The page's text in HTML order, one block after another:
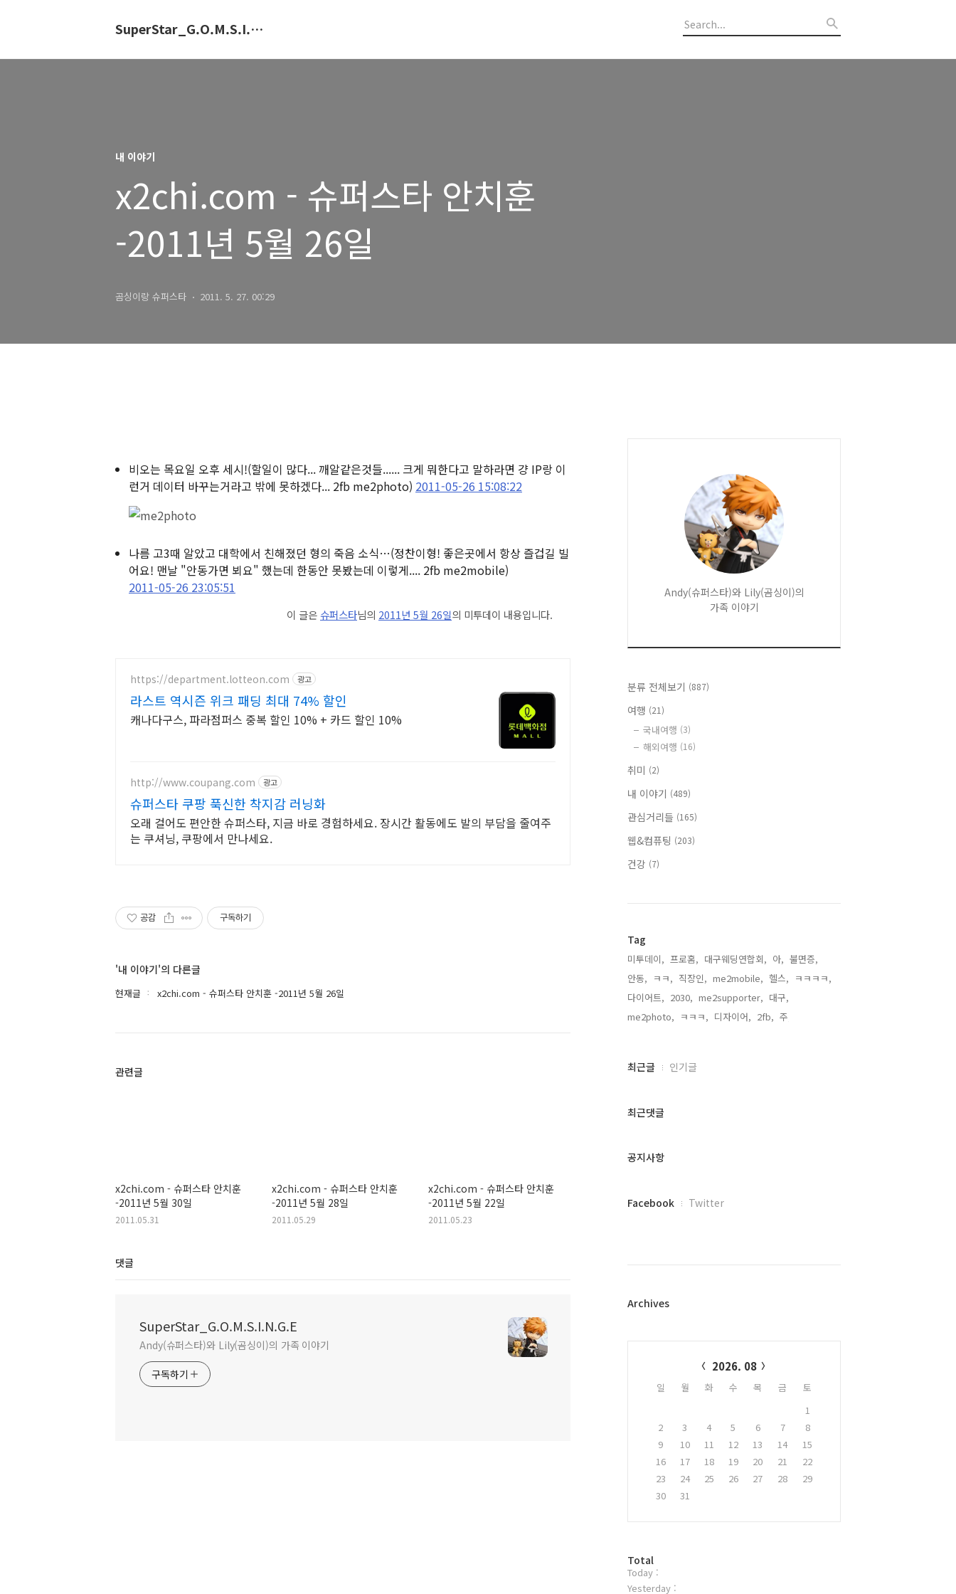
SuperStar_G.O.M.S.I.N.G.E
내 이야기
x2chi.com - 슈퍼스타 안치훈
-2011년 5월 26일
곰싱이랑 슈퍼스타 2011. 5. 27. 00:29
비오는 목요일 오후 세시!(할일이 많다... 깨알같은것들...... 크게 뭐한다고 말하라면 걍 IP랑 이
런거 데이터 바꾸는거라고 밖에 못하겠다... 2fb me2photo) 2011-05-26 15:08:22
나름 고3때 알았고 대학에서 친해졌던 형의 죽음 소식…(정찬이형! 좋은곳에서 항상 즐겁길 빌
어요! 맨날 "안동가면 뵈요" 했는데 한동안 못봤는데 이렇게.... 2fb me2mobile)
2011-05-26 23:05:51
이 글은 슈퍼스타님의 2011년 5월 26일의 미투데이 내용입니다.
https://department.lotteon.com 광고
라스트 역시즌 위크 패딩 최대 74% 할인
캐나다구스, 파라점퍼스 중복 할인 10% + 카드 할인 10%
http://www.coupang.com 광고
슈퍼스타 쿠팡 푹신한 착지감 러닝화
오래 걸어도 편안한 슈퍼스타, 지금 바로 경험하세요. 장시간 활동에도 발의 부담을 줄여주
는 쿠셔닝, 쿠팡에서 만나세요.
공감 구독하기
'내 이야기'의 다른글
현재글 x2chi.com - 슈퍼스타 안치훈 -2011년 5월 26일
관련글
x2chi.com - 슈퍼스타 안치훈
-2011년 5월 30일
2011.05.31
x2chi.com - 슈퍼스타 안치훈
-2011년 5월 28일
2011.05.29
x2chi.com - 슈퍼스타 안치훈
-2011년 5월 22일
2011.05.23
댓글
SuperStar_G.O.M.S.I.N.G.E
Andy(슈퍼스타)와 Lily(곰싱이)의 가족 이야기
구독하기
Andy(슈퍼스타)와 Lily(곰싱이)의
가족 이야기
분류 전체보기 (887)
여행 (21)
국내여행 (3)
해외여행 (16)
취미 (2)
내 이야기 (489)
관심거리들 (165)
웹&컴퓨팅 (203)
건강 (7)
Tag
미투데이, 프로홈, 대구웨딩연합회, 아, 불면증,
안동, ㅋㅋ, 직장인, me2mobile, 헬스, ㅋㅋㅋㅋ,
다이어트, 2030, me2supporter, 대구,
me2photo, ㅋㅋㅋ, 디자이어, 2fb, 주,
최
과
글
최근글 인기글
최근댓글
공지사항
페
플
Facebook Twitter
Archives
2026. 08
일 월 화 수 목 금
토
1
2
3 4 5 6 7
8
9
10 11 12 13 14
15
16
17 18 19 20 21
22
23
24 25 26 27 28
29
30
31
방
문
자
Total
Today :
Yesterday :